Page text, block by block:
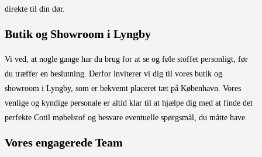
direkte til din dør.
Butik og Showroom i Lyngby
Vi ved, at nogle gange har du brug for at se og føle stoffet personligt, før
du træffer en beslutning. Derfor inviterer vi dig til vores butik og
showroom i Lyngby, som er bekvemt placeret tæt på København. Vores
venlige og kyndige personale er altid klar til at hjælpe dig med at finde det
perfekte Cotil møbelstof og besvare eventuelle spørgsmål, du måtte have.
Vores engagerede Team